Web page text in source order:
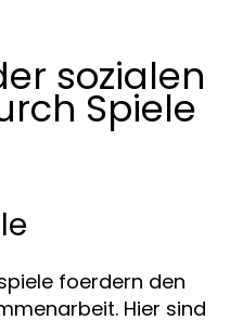
sozialen
Spiele
foerdern den
Hier sind